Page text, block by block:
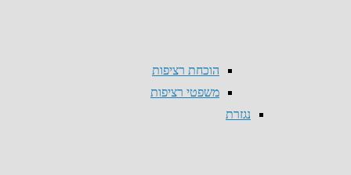
הוכחת רציפות
משפטי רציפות
נגזרת